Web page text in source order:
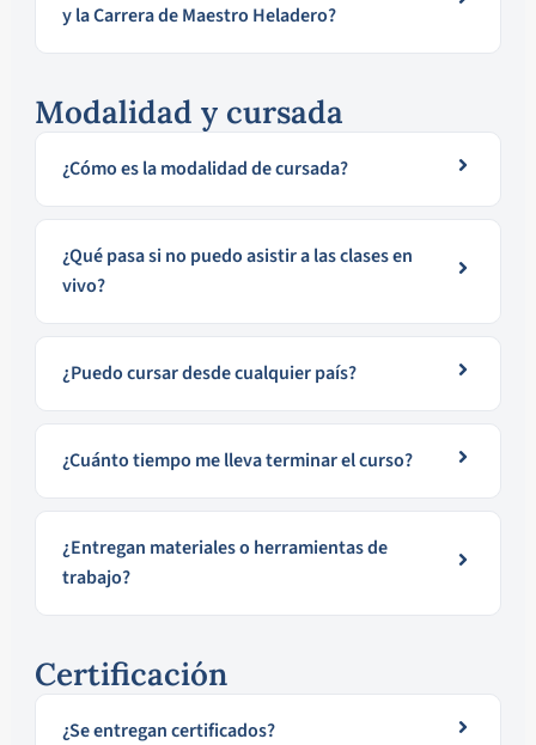
y la Carrera de Maestro Heladero?
Modalidad y cursada
¿Cómo es la modalidad de cursada?
¿Qué pasa si no puedo asistir a las clases en
vivo?
¿Puedo cursar desde cualquier país?
¿Cuánto tiempo me lleva terminar el curso?
¿Entregan materiales o herramientas de
trabajo?
Certificación
¿Se entregan certificados?